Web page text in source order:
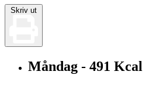
Måndag - 491 Kcal